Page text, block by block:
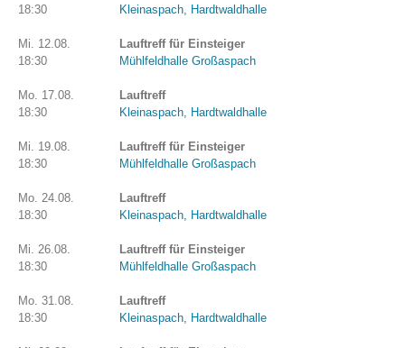
18:30
Kleinaspach, Hardtwaldhalle
Mi. 12.08.
18:30
Lauftreff für Einsteiger
Mühlfeldhalle Großaspach
Mo. 17.08.
18:30
Lauftreff
Kleinaspach, Hardtwaldhalle
Mi. 19.08.
18:30
Lauftreff für Einsteiger
Mühlfeldhalle Großaspach
Mo. 24.08.
18:30
Lauftreff
Kleinaspach, Hardtwaldhalle
Mi. 26.08.
18:30
Lauftreff für Einsteiger
Mühlfeldhalle Großaspach
Mo. 31.08.
18:30
Lauftreff
Kleinaspach, Hardtwaldhalle